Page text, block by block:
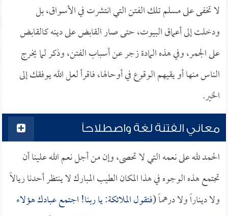
لا تخفى على مسلم تلك الفتن التي انتشرت في الأسواق، بل
ودخلت إلى أعماق البيوت، حتى صار القابض على دينه كالقابض
على الجمر، وفي هذه المادة زجر عن أسباب الفتن، وذكر لما يخرج
الناس منها أو يقيهم الوقوع في أوحالها، فاقرأ لعل الله يوفقك إلى
الخير.
معاني الفتنة لغة واصطلاحاً
الحمد لله على نعمه التي لا تحصى، وإن من أجل نعم الله علينا أن
تجتمع هذه الوجوه في هذا المكان الطيب المبارك لا ينتظر أحدنا ريالاً
ولا ديناراً ولا درهماً (فتقول الملائكة: يا ربنا! اجتمع عبادك هؤلاء